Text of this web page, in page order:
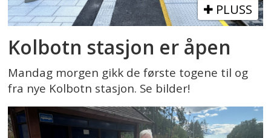
PLUSS
Kolbotn stasjon er åpen
Mandag morgen gikk de første togene til og
fra nye Kolbotn stasjon. Se bilder!